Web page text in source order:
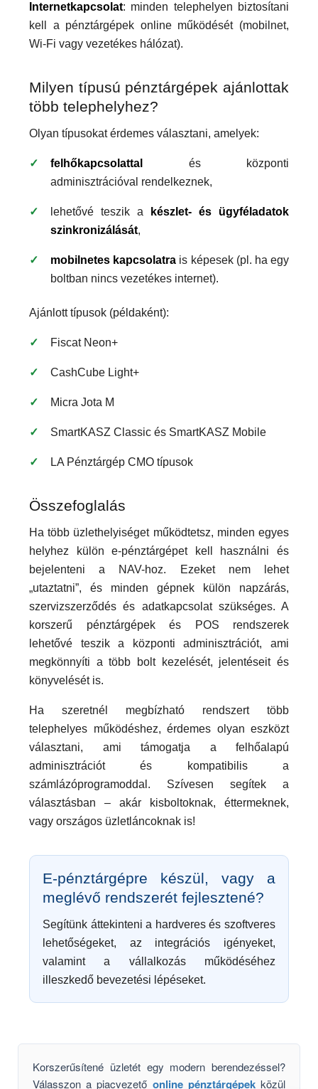
Internetkapcsolat: minden telephelyen biztosítani
kell a pénztárgépek online működését (mobilnet,
Wi-Fi vagy vezetékes hálózat).
Milyen típusú pénztárgépek ajánlottak
több telephelyhez?
Olyan típusokat érdemes választani, amelyek:
felhőkapcsolattal
és központi
adminisztrációval rendelkeznek,
lehetővé teszik a
készlet- és ügyféladatok
szinkronizálását,
mobilnetes kapcsolatra is képesek (pl. ha egy
boltban nincs vezetékes internet).
Ajánlott típusok (példaként):
Fiscat Neon+
CashCube Light+
Micra Jota M
SmartKASZ Classic és SmartKASZ Mobile
LA Pénztárgép CMO típusok
Összefoglalás
Ha több üzlethelyiséget működtetsz, minden egyes
helyhez külön e-pénztárgépet kell használni és
bejelenteni a NAV-hoz. Ezeket nem lehet
„utaztatni”, és minden gépnek külön napzárás,
szervizszerződés és adatkapcsolat szükséges. A
korszerű pénztárgépek és POS rendszerek
lehetővé teszik a központi adminisztrációt, ami
megkönnyíti a több bolt kezelését, jelentéseit és
könyvelését is.
Ha szeretnél megbízható rendszert több
telephelyes működéshez, érdemes olyan eszközt
választani, ami támogatja a felhőalapú
adminisztrációt és kompatibilis a
számlázóprogramoddal. Szívesen segítek a
választásban – akár kisboltoknak, éttermeknek,
vagy országos üzletláncoknak is!
E-pénztárgépre készül, vagy a
meglévő rendszerét fejlesztené?
Segítünk áttekinteni a hardveres és szoftveres
lehetőségeket, az integrációs igényeket,
valamint a vállalkozás működéséhez
illeszkedő bevezetési lépéseket.
Korszerűsítené üzletét egy modern berendezéssel?
Válasszon a piacvezető online pénztárgépekközül